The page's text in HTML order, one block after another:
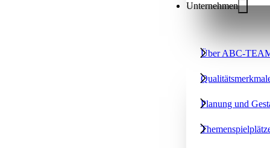
Unternehmen
Über ABC-
Planung und